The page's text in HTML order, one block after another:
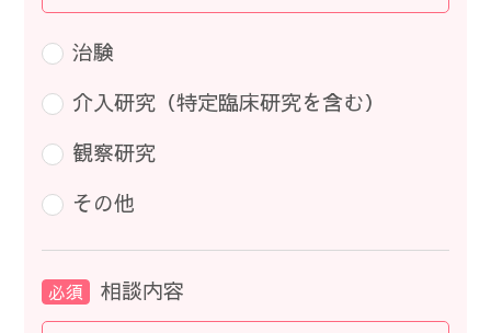
治験
介入研究（特定臨床研究を含む）
観察研究
その他
必須 相談内容